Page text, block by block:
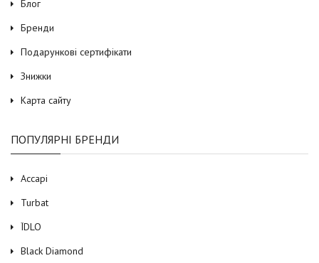
Блог
Бренди
Подарункові сертифікати
Знижки
Карта сайту
ПОПУЛЯРНІ БРЕНДИ
Accapi
Turbat
ЇDLO
Black Diamond